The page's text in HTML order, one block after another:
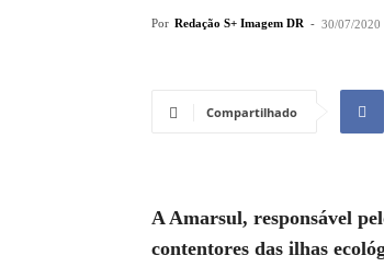
Por Redação S+ Imagem DR - 30/07/2020
Compartilhado
A Amarsul, responsável
contentores das ilhas